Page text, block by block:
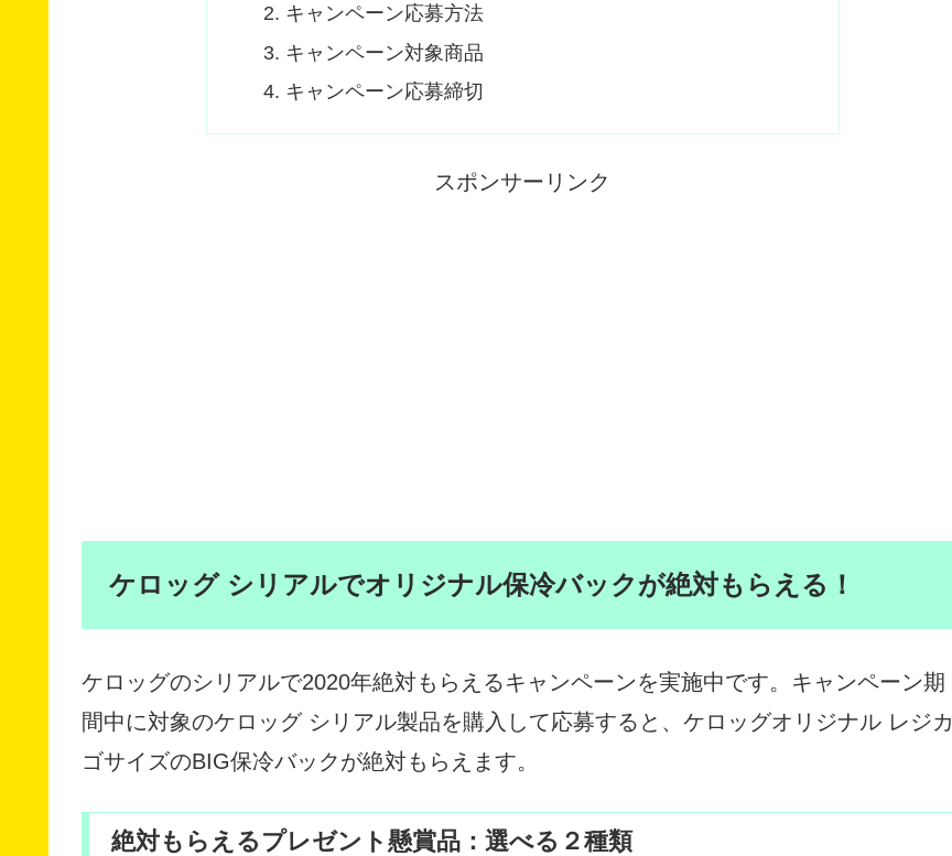
キャンペーン応募方法
キャンペーン対象商品
キャンペーン応募締切
スポンサーリンク
ケロッグ シリアルでオリジナル保冷バックが絶対もらえる！
ケロッグのシリアルで2020年絶対もらえるキャンペーンを実施中です。キャンペーン期
間中に対象のケロッグ シリアル製品を購入して応募すると、ケロッグオリジナル レジカ
ゴサイズのBIG保冷バックが絶対もらえます。
絶対もらえるプレゼント懸賞品：選べる２種類